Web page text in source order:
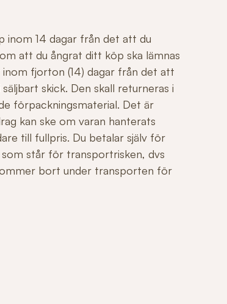
inom 14 dagar från det att du
att du ångrat ditt köp ska lämnas
fjorton (14) dagar från det att
skick. Den skall returneras i
förpackningsmaterial. Det är
kan ske om varan hanterats
till fullpris. Du betalar själv för
står för transportrisken, dvs
bort under transporten för